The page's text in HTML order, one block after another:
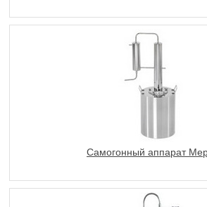
Самогонный аппарат